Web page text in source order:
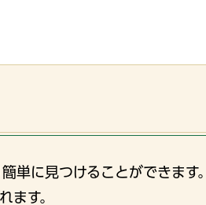
単に見つけることができます。
ます。